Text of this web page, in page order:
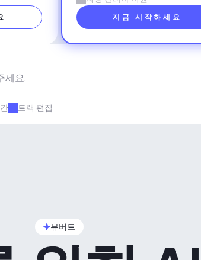
지금 시작하세요
세요.
트랙 편집
뮤버트